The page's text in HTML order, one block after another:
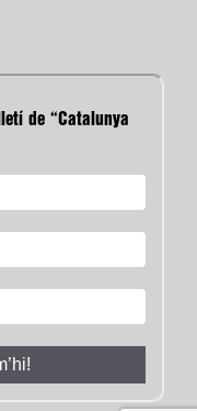
de “Catalunya